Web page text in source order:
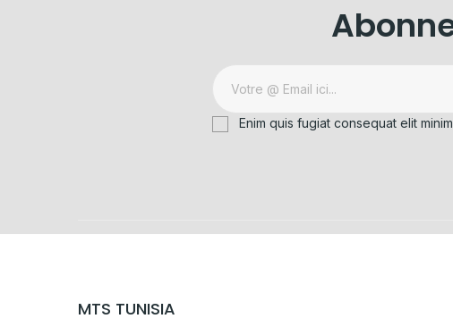
Enim quis fugiat consequat elit
MTS TUNISIA